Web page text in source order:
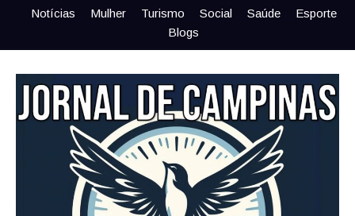
Notícias Mulher Turismo Social Saúde
Esporte
Blogs